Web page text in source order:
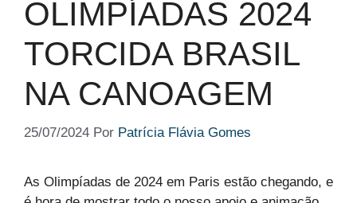
OLIMPÍADAS 2024
TORCIDA BRASIL
NA CANOAGEM
25/07/2024 Por Patrícia Flávia Gomes
As Olimpíadas de 2024 em Paris estão chegando, e